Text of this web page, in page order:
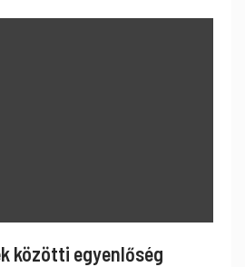
közötti egyenlőség